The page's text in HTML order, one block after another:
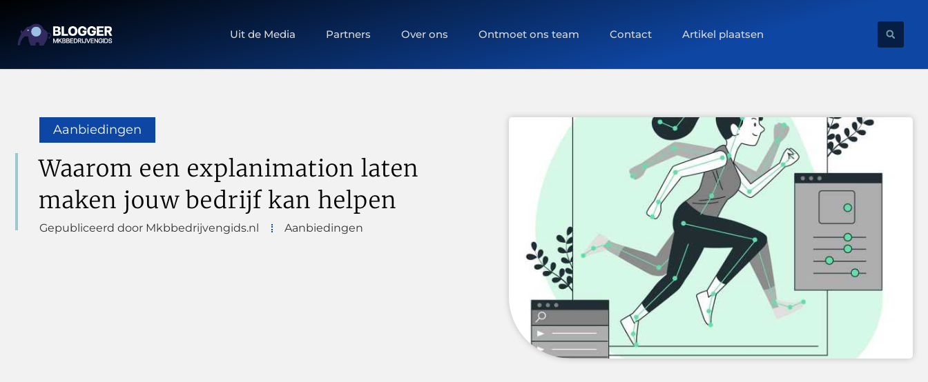
Uit de Media Partners Over ons Ontmoet ons team Contact Artikel plaatsen
Aanbiedingen
Waarom een explanimation laten
maken jouw bedrijf kan helpen
Gepubliceerd door Mkbbedrijvengids.nl Aanbiedingen